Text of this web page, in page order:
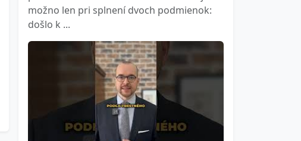
možno len pri splnení dvoch podmienok:
došlo k ...